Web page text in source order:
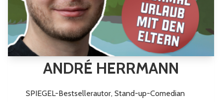
ANDRÉ HERRMANN
SPIEGEL-Bestsellerautor, Stand-up-Comedian